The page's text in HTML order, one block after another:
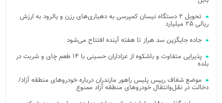
تحویل ۲ دستگاه نیسان کمپرسی به دهیاری‌های رزن و یالرود به ارزش
ریالی ۲۵ میلیارد
جاده جایگزین سد هراز تا هفته آینده افتتاح می‌شود
پذیرایی متفاوت و باشکوه از عزاداران حسینی با ۱۴ طعم چای و شربت در
بلده
موضع شفاف رییس پلیس راهور مازندران درباره خودروهای منطقه آزاد/
دخالت در نقل‌وانتقال خودروهای منطقه آزاد ممنوع